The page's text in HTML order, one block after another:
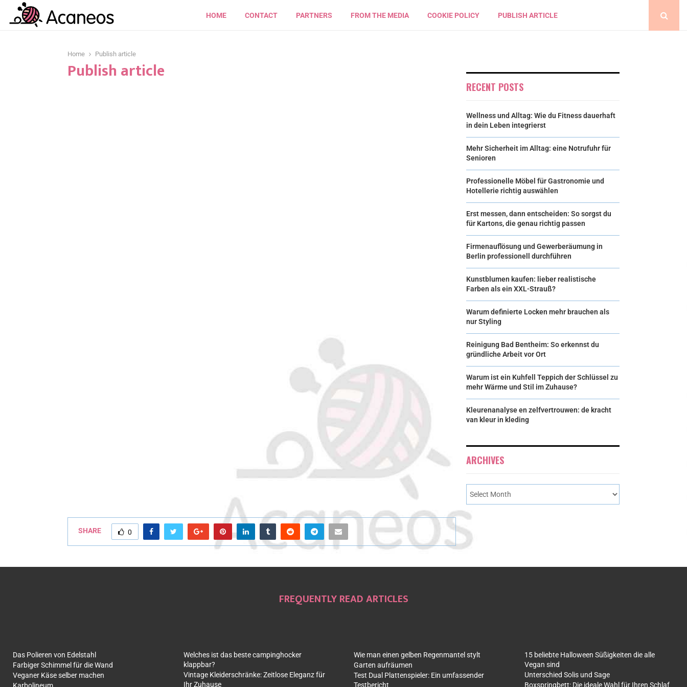
HOME CONTACT PARTNERS FROM THE MEDIA COOKIE POLICY PUBLISH ARTICLE
Home Publish article
Publish article
SHARE 0
RECENT POSTS
Wellness und Alltag: Wie du Fitness dauerhaft
in dein Leben integrierst
Mehr Sicherheit im Alltag: eine Notrufuhr für
Senioren
Professionelle Möbel für Gastronomie und
Hotellerie richtig auswählen
Erst messen, dann entscheiden: So sorgst du
für Kartons, die genau richtig passen
Firmenauflösung und Gewerberäumung in
Berlin professionell durchführen
Kunstblumen kaufen: lieber realistische
Farben als ein XXL-Strauß?
Warum definierte Locken mehr brauchen als
nur Styling
Reinigung Bad Bentheim: So erkennst du
gründliche Arbeit vor Ort
Warum ist ein Kuhfell Teppich der Schlüssel zu
mehr Wärme und Stil im Zuhause?
Kleurenanalyse en zelfvertrouwen: de kracht
van kleur in kleding
ARCHIVES
FREQUENTLY READ ARTICLES
Das Polieren von Edelstahl
Farbiger Schimmel für die Wand
Veganer Käse selber machen
Karbolineum
Welches ist das beste campinghocker
klappbar?
Vintage Kleiderschränke: Zeitlose Eleganz für
Ihr Zuhause
Wie man einen gelben Regenmantel stylt
Garten aufräumen
Test Dual Plattenspieler: Ein umfassender
Testbericht
15 beliebte Halloween Süßigkeiten die alle
Vegan sind
Unterschied Solis und Sage
Boxspringbett: Die ideale Wahl für Ihren Schlaf